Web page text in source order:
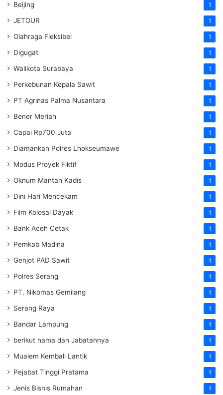
Beijing 1
JETOUR 1
Olahraga Fleksibel 1
Digugat 1
Walikota Surabaya 1
Perkebunan Kepala Sawit 1
PT Agrinas Palma Nusantara 1
Bener Meriah 1
Capai Rp700 Juta 1
Diamankan Polres Lhokseumawe 1
Modus Proyek Fiktif 1
Oknum Mantan Kadis 1
Dini Hari Mencekam 1
Film Kolosal Dayak 1
Bank Aceh Cetak 1
Pemkab Madina 1
Genjot PAD Sawit 1
Polres Serang 1
PT. Nikomas Gemilang 1
Serang Raya 1
Bandar Lampung 1
berikut nama dan Jabatannya 1
Mualem Kembali Lantik 1
Pejabat Tinggi Pratama 1
Jenis Bisnis Rumahan 1